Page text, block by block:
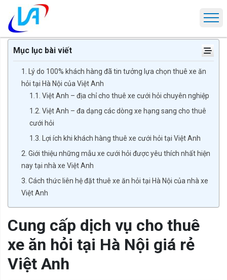
Trang chủ Cung cấp dịch vụ cho thuê xe ăn hỏi tại Hà Nội
Mục lục bài viết
1. Lý do 100% khách hàng đã tin tưởng lựa chọn thuê xe ăn
hỏi tại Hà Nội của Việt Anh
1.1. Việt Anh – địa chỉ cho thuê xe cưới hỏi chuyên nghiệp
1.2. Việt Anh – đa dạng các dòng xe hạng sang cho thuê
cưới hỏi
1.3. Lợi ích khi khách hàng thuê xe cưới hỏi tại Việt Anh
2. Giới thiệu những mẫu xe cưới hỏi được yêu thích nhất hiện
nay tại nhà xe Việt Anh
3. Cách thức liên hệ đặt thuê xe ăn hỏi tại Hà Nội của nhà xe
Việt Anh
Cung cấp dịch vụ cho thuê
xe ăn hỏi tại Hà Nội giá rẻ
Việt Anh